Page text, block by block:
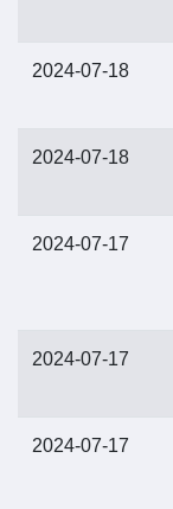
2024-07-18
2024-07-18
2024-07-17
2024-07-17
2024-07-17